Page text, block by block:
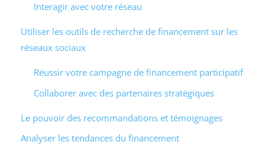
Interagir avec votre réseau
Utiliser les outils de recherche de financement sur les
réseaux sociaux
Réussir votre campagne de financement participatif
Collaborer avec des partenaires stratégiques
Le pouvoir des recommandations et témoignages
Analyser les tendances du financement